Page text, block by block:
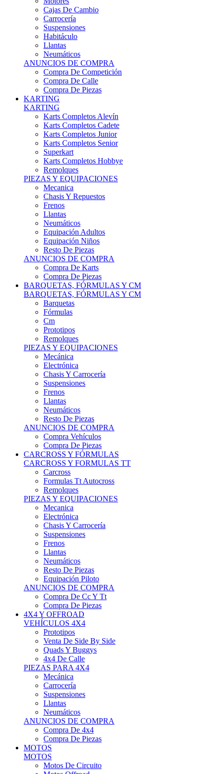
Cajas De Cambio
Carrocería
Suspensiones
Habitáculo
Llantas
Neumáticos
ANUNCIOS DE COMPRA
Compra De Competición
Compra De Calle
Compra De Piezas
KARTING
KARTING
Karts Completos Alevín
Karts Completos Cadete
Karts Completos Junior
Karts Completos Senior
Superkart
Karts Completos Hobbye
Remolques
PIEZAS Y EQUIPACIONES
Mecanica
Chasis Y Repuestos
Frenos
Llantas
Neumáticos
Equipación Adultos
Equipación Niños
Resto De Piezas
ANUNCIOS DE COMPRA
Compra De Karts
Compra De Piezas
BARQUETAS, FÓRMULAS Y CM
BARQUETAS, FÓRMULAS Y CM
Barquetas
Fórmulas
Cm
Prototipos
Remolques
PIEZAS Y EQUIPACIONES
Mecánica
Electrónica
Chasis Y Carrocería
Suspensiones
Frenos
Llantas
Neumáticos
Resto De Piezas
ANUNCIOS DE COMPRA
Compra Vehículos
Compra De Piezas
CARCROSS Y FÓRMULAS
CARCROSS Y FORMULAS TT
Carcross
Formulas Tt Autocross
Remolques
PIEZAS Y EQUIPACIONES
Mecanica
Electrónica
Chasis Y Carrocería
Suspensiones
Frenos
Llantas
Neumáticos
Resto De Piezas
Equipación Piloto
ANUNCIOS DE COMPRA
Compra De Cc Y Tt
Compra De Piezas
4X4 Y OFFROAD
VEHÍCULOS 4X4
Prototipos
Venta De Side By Side
Quads Y Buggys
4x4 De Calle
PIEZAS PARA 4X4
Mecánica
Carrocería
Suspensiones
Llantas
Neumáticos
ANUNCIOS DE COMPRA
Compra De 4x4
Compra De Piezas
MOTOS
MOTOS
Motos De Circuito